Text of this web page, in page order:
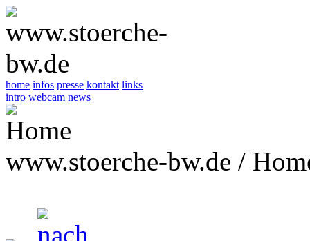
home infos presse kontakt links
intro webcam news
www.stoerche-bw.de /